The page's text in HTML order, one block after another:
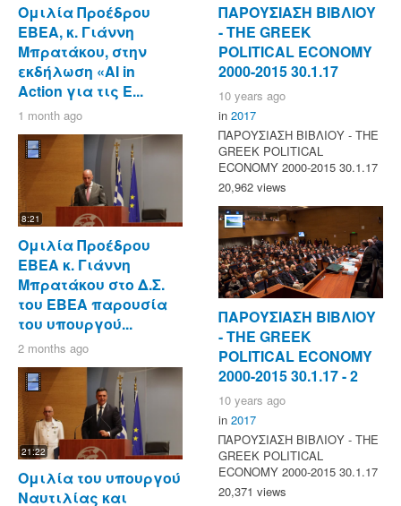
Ομιλία Προέδρου
ΕΒΕΑ, κ. Γιάννη
Μπρατάκου, στην
εκδήλωση «AI in
Action για τις Ε...
1 month ago
8:21
Ομιλία Προέδρου
ΕΒΕΑ κ. Γιάννη
Μπρατάκου στο Δ.Σ.
του ΕΒΕΑ παρουσία
του υπουργού...
2 months ago
21:22
Ομιλία του υπουργού
Ναυτιλίας και
ΠΑΡΟΥΣΙΑΣΗ ΒΙΒΛΙΟΥ
- ΤΗΕ GREEK
POLITICAL ECONOMY
2000-2015 30.1.17
10 years ago
in 2017
ΠΑΡΟΥΣΙΑΣΗ ΒΙΒΛΙΟΥ - ΤΗΕ
GREEK POLITICAL
ECONOMY 2000-2015 30.1.17
20,962 views
ΠΑΡΟΥΣΙΑΣΗ ΒΙΒΛΙΟΥ
- ΤΗΕ GREEK
POLITICAL ECONOMY
2000-2015 30.1.17 - 2
10 years ago
in 2017
ΠΑΡΟΥΣΙΑΣΗ ΒΙΒΛΙΟΥ - ΤΗΕ
GREEK POLITICAL
ECONOMY 2000-2015 30.1.17
20,371 views